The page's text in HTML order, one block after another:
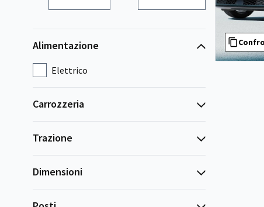
Alimentazione
Elettrico
Carrozzeria
Trazione
Dimensioni